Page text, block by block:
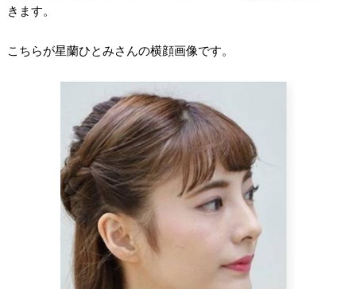
きます。
こちらが星蘭ひとみさんの横顔画像です。